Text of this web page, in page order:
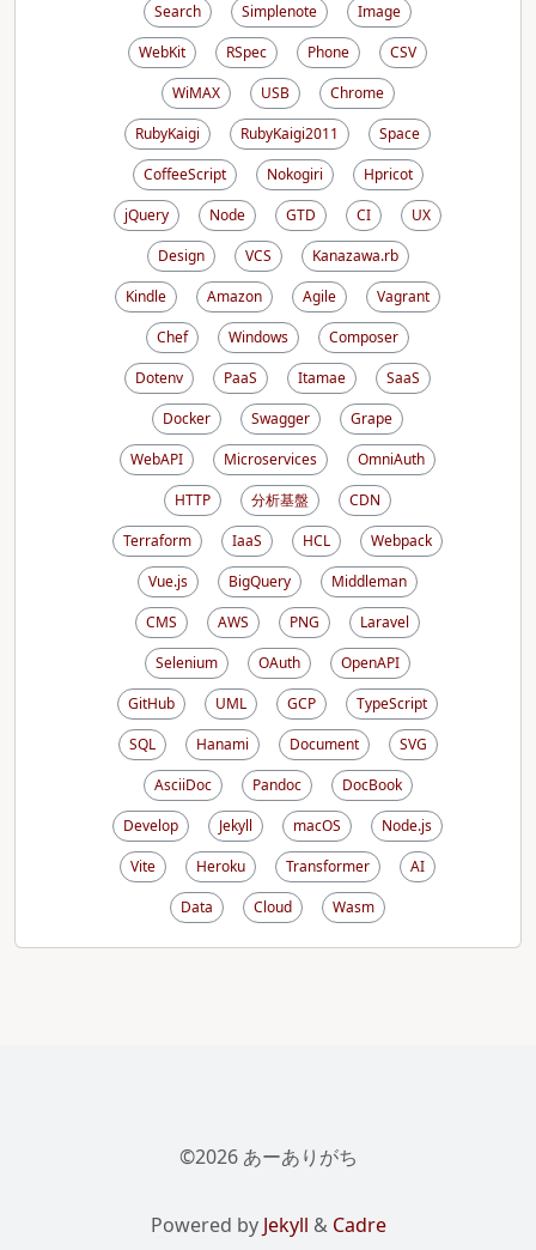
Search
Simplenote
Image
WebKit
RSpec Phone
CSV
WiMAX
USB
Chrome
RubyKaigi
RubyKaigi2011
Space
CoffeeScript
Nokogiri
Hpricot
jQuery
Node GTD CI
UX
Design
VCS
Kanazawa.rb
Kindle
Amazon Agile
Vagrant
Chef
Windows
Composer
Dotenv
PaaS Itamae
SaaS
Docker
Swagger
Grape
WebAPI
Microservices
OmniAuth
HTTP
分析基盤
CDN
Terraform
IaaS HCL
Webpack
Vue.js
BigQuery
Middleman
CMS
AWS PNG
Laravel
Selenium
OAuth
OpenAPI
GitHub
UML GCP
TypeScript
SQL
Hanami Document
SVG
AsciiDoc
Pandoc
DocBook
Develop
Jekyll macOS
Node.js
Vite
Heroku Transformer
AI
Data
Cloud Wasm
©2026 あーありがち
Powered by Jekyll & Cadre